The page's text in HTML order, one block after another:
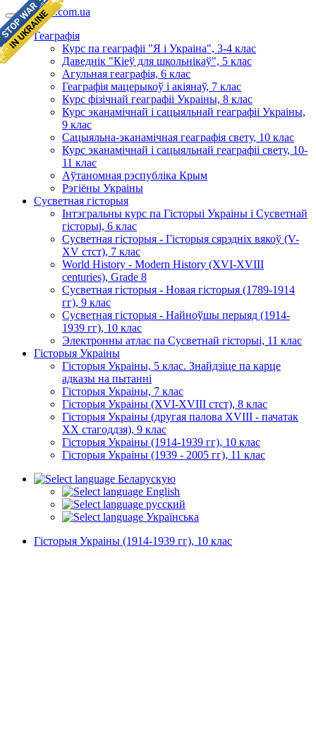
geomap.com.ua
Геаграфія
Курс па геаграфіі "Я і Украіна", 3-4 клас
Даведнік "Кіеў для школьнікаў", 5 клас
Агульная геаграфія, 6 клас
Геаграфія мацерыкоў і акіянаў, 7 клас
Курс фізічнай геаграфіі Украіны, 8 клас
Курс эканамічнай і сацыяльнай геаграфіі Украіны,
9 клас
Сацыяльна-эканамічная геаграфія свету, 10 клас
Курс эканамічнай і сацыяльнай геаграфіі свету, 10-
11 клас
Аўтаномная рэспубліка Крым
Рэгіёны Украіны
Сусветная гісторыя
Інтэгральны курс па Гісторыі Украіны і Сусветнай
гісторыі, 6 клас
Сусветная гісторыя - Гісторыя сярэдніх вякоў (V-
XV стст), 7 клас
World History - Modern History (XVI-XVIII
centuries), Grade 8
Сусветная гісторыя - Новая гісторыя (1789-1914
гг), 9 клас
Сусветная гісторыя - Найноўшы перыяд (1914-
1939 гг), 10 клас
Электронны атлас па Сусветнай гісторыі, 11 клас
Гісторыя Украіны
Гісторыя Украіны, 5 клас. Знайдзіце па карце
адказы на пытанні
Гісторыя Украіны, 7 клас
Гісторыя Украіны (XVI-XVIII стст), 8 клас
Гісторыя Украіны (другая палова XVIII - пачатак
XX стагоддзя), 9 клас
Гісторыя Украіны (1914-1939 гг), 10 клас
Гісторыя Украіны (1939 - 2005 гг), 11 клас
Беларускую
English
русский
Українська
Гісторыя Украіны (1914-1939 гг), 10 клас